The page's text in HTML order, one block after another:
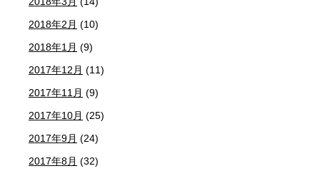
2018年2月 (10)
2018年1月 (9)
2017年12月 (11)
2017年11月 (9)
2017年10月 (25)
2017年9月 (24)
2017年8月 (32)